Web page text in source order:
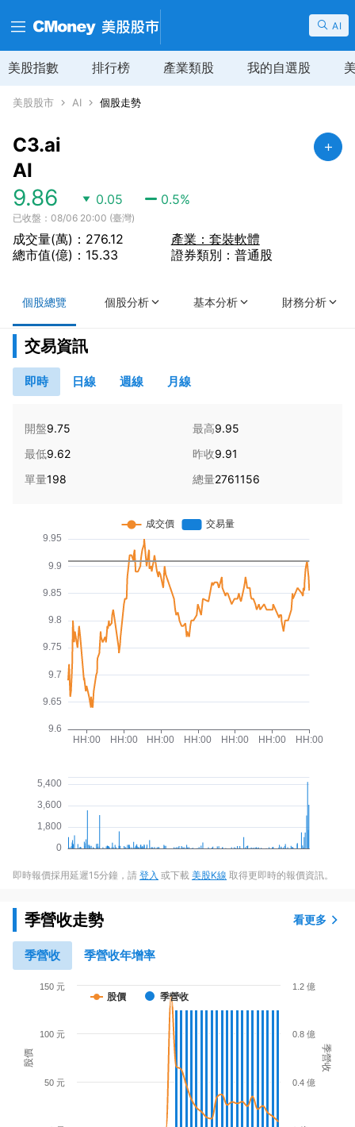
AI
美股指數 排行榜 產業類股 我的自選股
美股股市 AI 個股走勢
C3.ai
AI
9.86 0.05 0.5%
已收盤：08/06 20:00 (臺灣)
成交量(萬)：276.12
總市值(億)：15.33
產業：套裝軟體
證券類別：普通股
個股總覽 個股分析 基本分析 財務分析
交易資訊
即時 日線 週線 月線
開盤9.75 最高9.95
最低9.62 昨收9.91
單量198 總量2761156
即時報價採用延遲15分鐘，請 登入 或下載 美股K線 取得更即時的報價資訊。
季營收走勢 看更多
季營收 季營收年增率
股價 季營收
股價 季營收
50 元
100 元
150 元
0.4 億
0.8 億
1.2 億